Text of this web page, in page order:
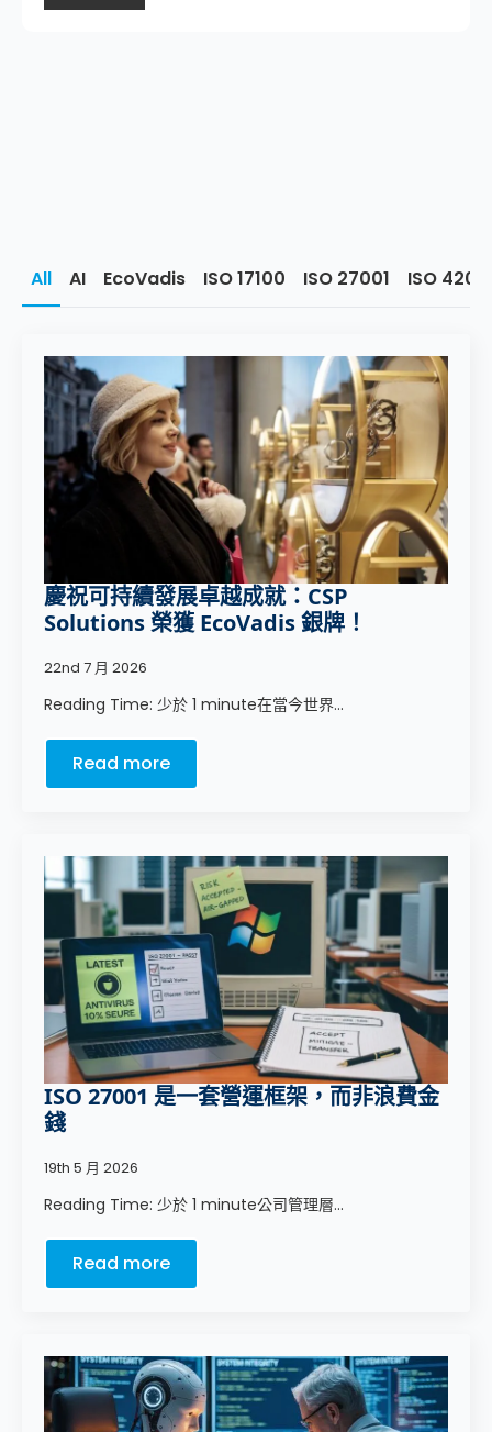
All AI EcoVadis ISO 17100 ISO 27001 ISO
慶祝可持續發展卓越成就：CSP
Solutions 榮獲 EcoVadis 銀牌！
22nd 7 月 2026
Reading Time: 少於 1 minute在當今世界...
Read more
ISO 27001 是一套營運框架，而非浪費金
錢
19th 5 月 2026
Reading Time: 少於 1 minute公司管理層...
Read more